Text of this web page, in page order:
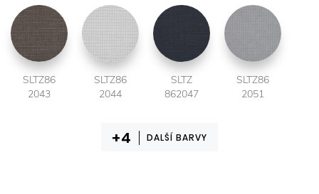
SLTZ86
2043
SLTZ86
2044
SLTZ
862047
SLTZ86
2051
DALŠÍ BARVY